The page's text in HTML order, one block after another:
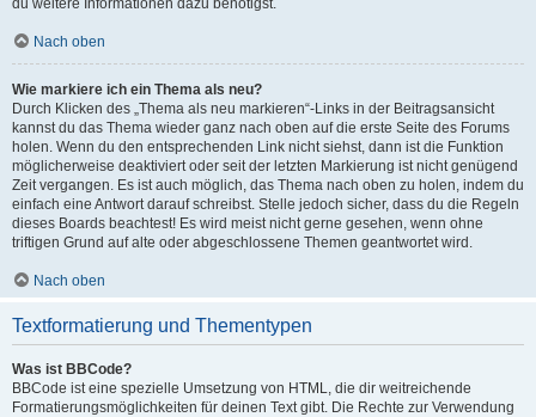
du weitere Informationen dazu benötigst.
Nach oben
Wie markiere ich ein Thema als neu?
Durch Klicken des „Thema als neu markieren“-Links in der Beitragsansicht
kannst du das Thema wieder ganz nach oben auf die erste Seite des Forums
holen. Wenn du den entsprechenden Link nicht siehst, dann ist die Funktion
möglicherweise deaktiviert oder seit der letzten Markierung ist nicht genügend
Zeit vergangen. Es ist auch möglich, das Thema nach oben zu holen, indem du
einfach eine Antwort darauf schreibst. Stelle jedoch sicher, dass du die Regeln
dieses Boards beachtest! Es wird meist nicht gerne gesehen, wenn ohne
triftigen Grund auf alte oder abgeschlossene Themen geantwortet wird.
Nach oben
Textformatierung und Thementypen
Was ist BBCode?
BBCode ist eine spezielle Umsetzung von HTML, die dir weitreichende
Formatierungsmöglichkeiten für deinen Text gibt. Die Rechte zur Verwendung